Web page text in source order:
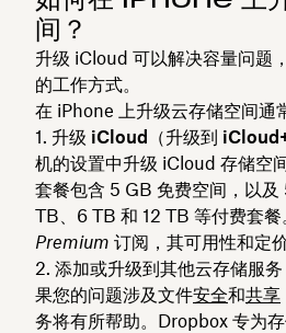
间？
升级 iCloud 可以解决容量问题
的工作方式。
在 iPhone 上升级云存储空间通
升级 iCloud（升级到 iCloud+
机的设置中升级 iCloud 存储空
套餐包含 5 GB 免费空间，以
TB、6 TB 和 12 TB 等付费套
Premium 订阅，其可用性和定
添加或升级到其他云存储服
果您的问题涉及文件安全和共享
务将有所帮助。Dropbox 专为